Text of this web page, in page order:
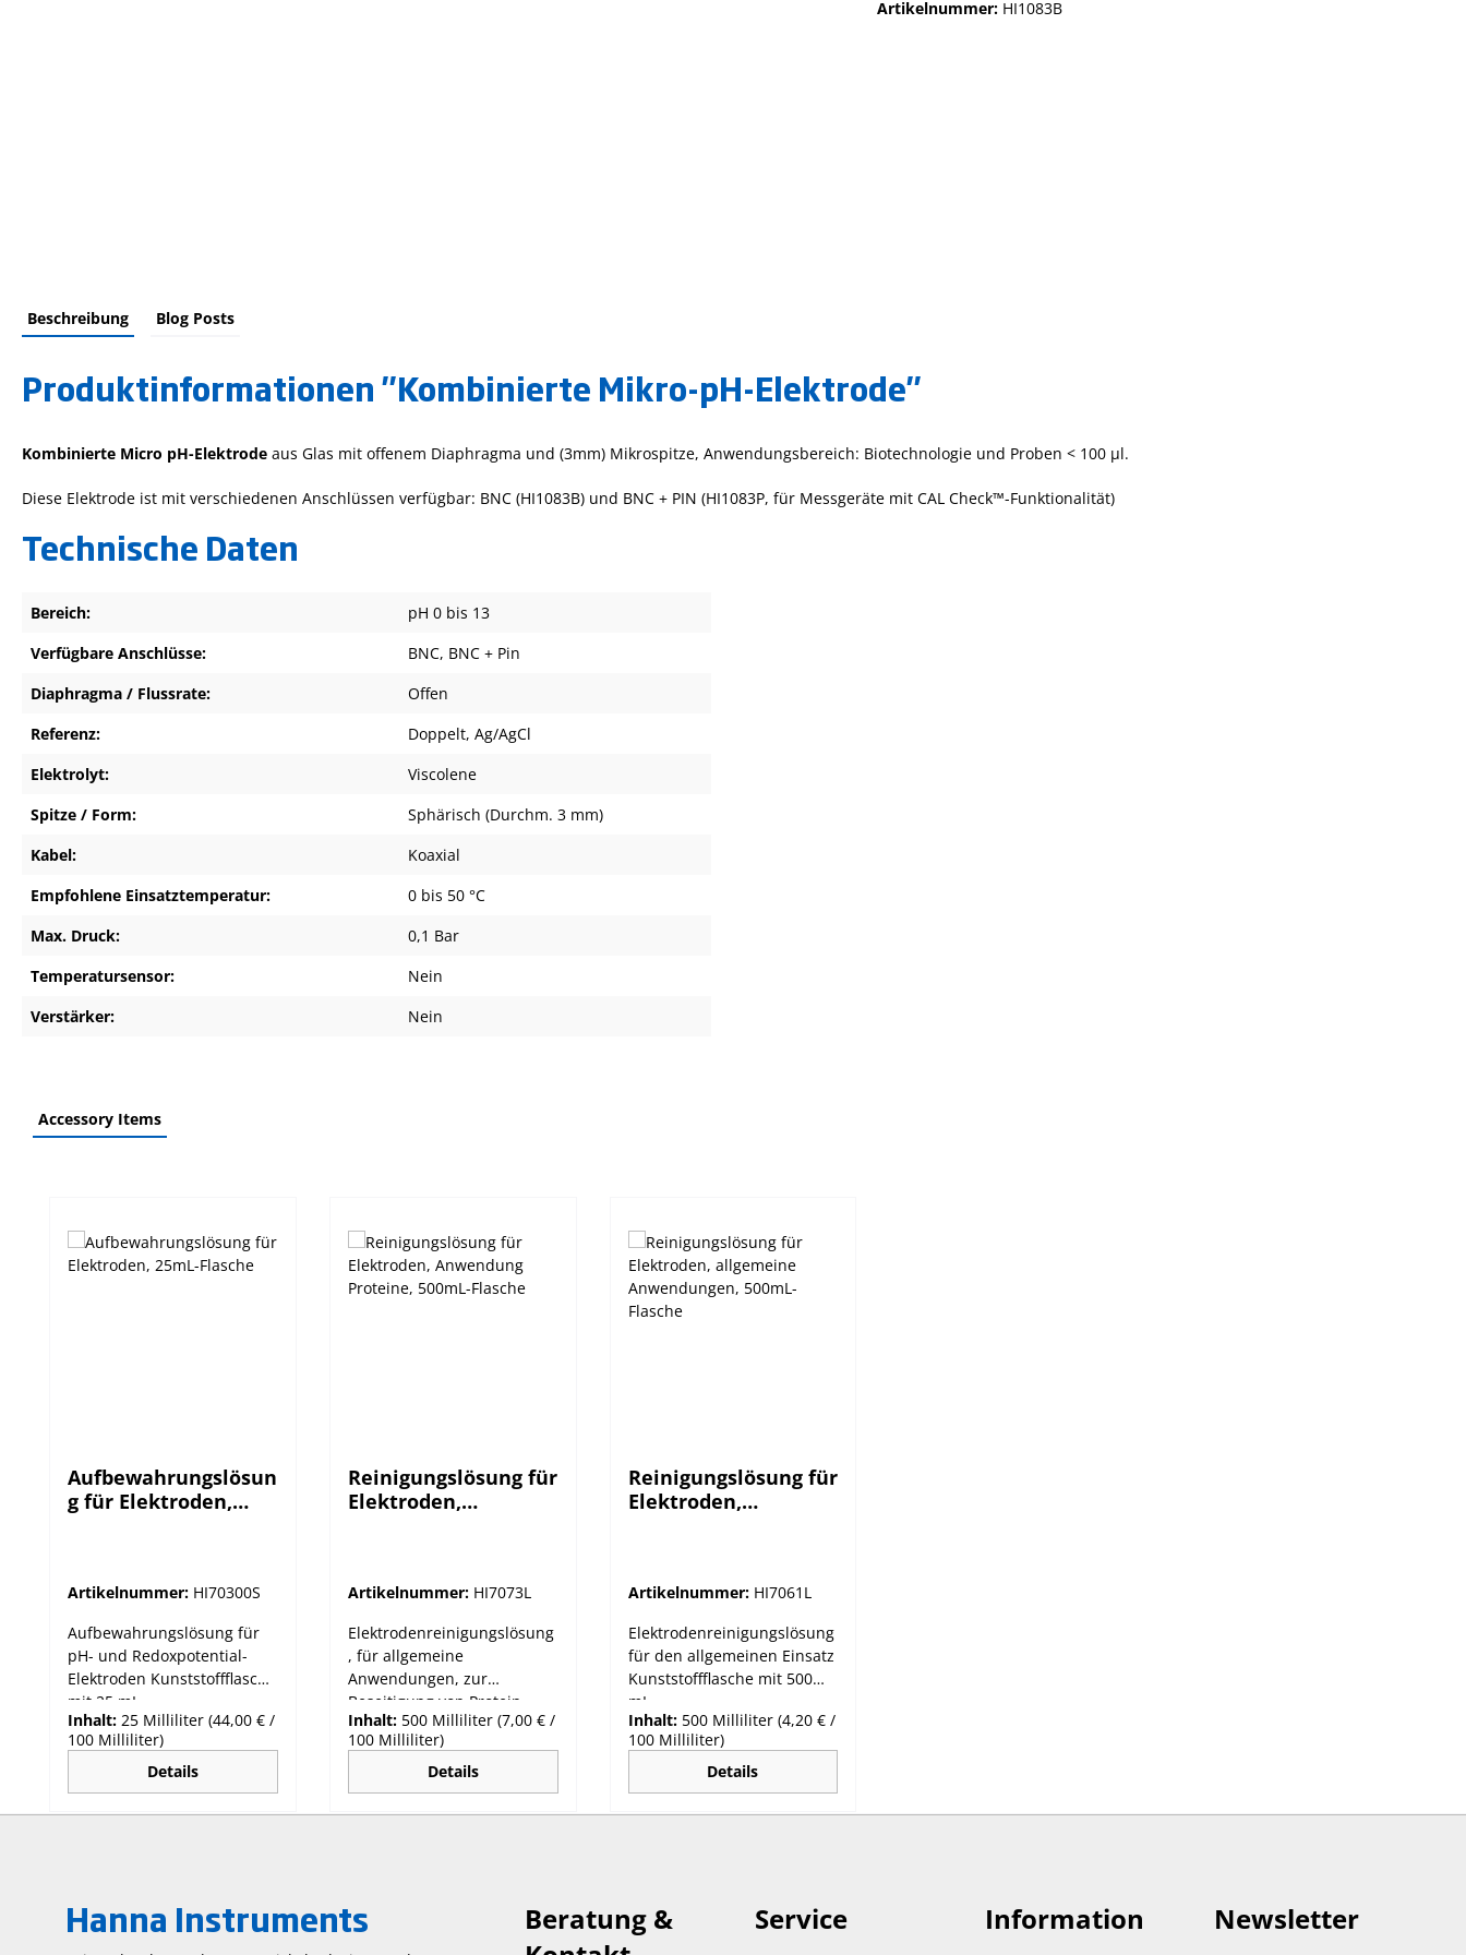
Artikelnummer: HI1083B
Beschreibung Blog Posts
Produktinformationen "Kombinierte Mikro-pH-Elektrode"
Kombinierte Micro pH-Elektrode aus Glas mit offenem Diaphragma und (3mm) Mikrospitze, Anwendungsbereich: Biotechnologie und Proben < 100 µl.
Diese Elektrode ist mit verschiedenen Anschlüssen verfügbar: BNC (HI1083B) und BNC + PIN (HI1083P, für Messgeräte mit CAL Check™-Funktionalität)
Technische Daten
Bereich:
pH 0 bis 13
Verfügbare Anschlüsse:
BNC, BNC + Pin
Diaphragma / Flussrate:
Offen
Referenz:
Doppelt, Ag/AgCl
Elektrolyt:
Viscolene
Spitze / Form:
Sphärisch (Durchm. 3 mm)
Kabel:
Koaxial
Empfohlene Einsatztemperatur:
0 bis 50 °C
Max. Druck:
0,1 Bar
Temperatursensor:
Nein
Verstärker:
Nein
Accessory Items
Aufbewahrungslösun
g für Elektroden,
Artikelnummer: HI70300S
Aufbewahrungslösung für
pH- und Redoxpotential-
Elektroden Kunststoffflasche
mit 25 mL
Inhalt: 25 Milliliter (44,00 € /
100 Milliliter)
Details
Reinigungslösung für
Elektroden,
Artikelnummer: HI7073L
Elektrodenreinigungslösung
, für allgemeine
Anwendungen, zur
Beseitigung von Protein-
Rückständen
Kunststoffflasche mit 500
Inhalt: 500 Milliliter (7,00 € /
100 Milliliter)
Details
Reinigungslösung für
Elektroden,
Artikelnummer: HI7061L
Elektrodenreinigungslösung
für den allgemeinen Einsatz
Kunststoffflasche mit 500
mL
Inhalt: 500 Milliliter (4,20 € /
100 Milliliter)
Details
Hanna Instruments
Beratung &
Service Information Newsletter